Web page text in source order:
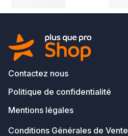
Contactez nous
Politique de confidentialité
Mentions légales
Conditions Générales de Vente